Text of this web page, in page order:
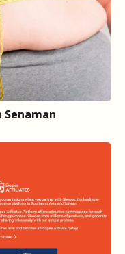
Senaman